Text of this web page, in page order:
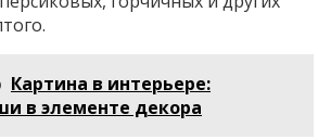
Картина в интерьере:
в элементе декора